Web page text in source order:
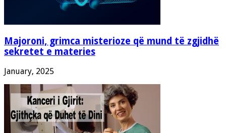
Majoroni, grimca misterioze që mund të zgjidhë
sekretet e materies
January, 2025